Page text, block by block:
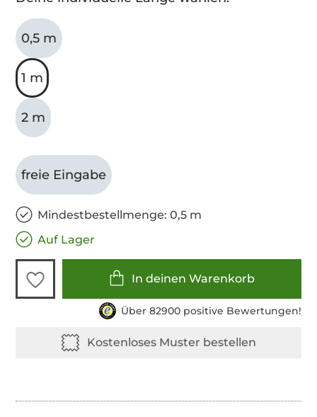
0,5 m
1 m
2 m
freie Eingabe
Mindestbestellmenge: 0,5 m
Auf Lager
In deinen Warenkorb
Über 82900 positive Bewertungen!